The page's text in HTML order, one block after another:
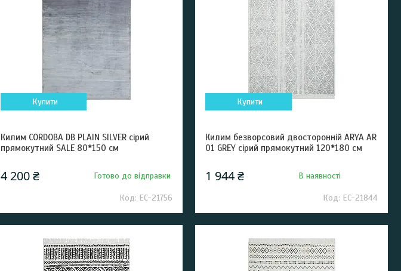
Купити
Килим CORDOBA DB PLAIN SILVER сірий
прямокутний SALE 80*150 см
4 200 ₴ Готово до відправки
EC-21756
Купити
Килим безворсовий двосторонній ARYA AR
01 GREY сірий прямокутний 120*180 см
1 944 ₴ В наявності
EC-21844